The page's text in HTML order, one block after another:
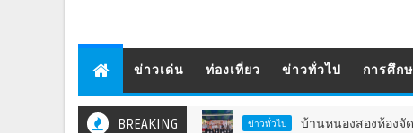
ข่าวเด่น ท่องเที่ยว ข่าวทั่วไป การศึก
BREAKING ข่าวทั่วไป บ้านหนองสองห้องจัดใหญ่ “แ